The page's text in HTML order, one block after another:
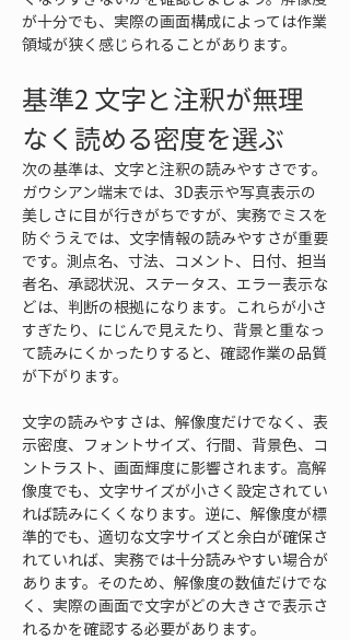
が十分でも、実際の画面構成によっては作業
領域が狭く感じられることがあります。
基準2 文字と注釈が無理
なく読める密度を選ぶ
次の基準は、文字と注釈の読みやすさです。
ガウシアン端末では、3D表示や写真表示の
美しさに目が行きがちですが、実務でミスを
防ぐうえでは、文字情報の読みやすさが重要
です。測点名、寸法、コメント、日付、担当
者名、承認状況、ステータス、エラー表示な
どは、判断の根拠になります。これらが小さ
すぎたり、にじんで見えたり、背景と重なっ
て読みにくかったりすると、確認作業の品質
が下がります。
文字の読みやすさは、解像度だけでなく、表
示密度、フォントサイズ、行間、背景色、コ
ントラスト、画面輝度に影響されます。高解
像度でも、文字サイズが小さく設定されてい
れば読みにくくなります。逆に、解像度が標
準的でも、適切な文字サイズと余白が確保さ
れていれば、実務では十分読みやすい場合が
あります。そのため、解像度の数値だけでな
く、実際の画面で文字がどの大きさで表示さ
れるかを確認する必要があります。